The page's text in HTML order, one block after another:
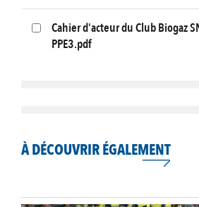
Cahier d'acteur du Club Biogaz
PPE3.pdf
À DÉCOUVRIR ÉGALEMENT